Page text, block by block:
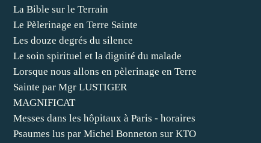
La Bible sur le Terrain
Le Pèlerinage en Terre Sainte
Les douze degrés du silence
Le soin spirituel et la dignité du malade
Lorsque nous allons en pèlerinage en Terre
Sainte par Mgr LUSTIGER
MAGNIFICAT
Messes dans les hôpitaux à Paris - horaires
Psaumes lus par Michel Bonneton sur KTO